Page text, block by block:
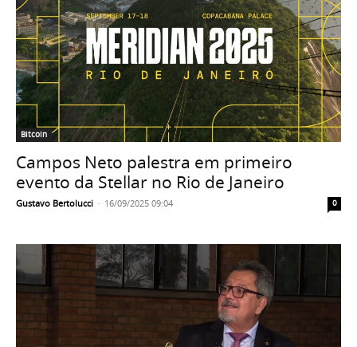
Bitcoin
Campos Neto palestra em primeiro
evento da Stellar no Rio de Janeiro
Gustavo Bertolucci - 16/09/2025 09:04 0